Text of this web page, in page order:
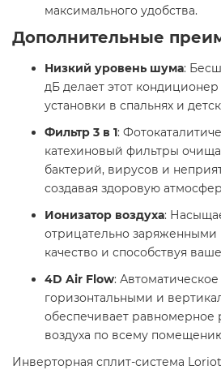
максимального удобства.
Дополнительные
Низкий уровень шума:
дБ делает этот
установки в спальнях и
Фильтр 3 в 1:
катехиновый фильтры
бактерий, вирусов и
создавая здоровую
Ионизатор воздуха:
отрицательно заряженными
качество и способствуя
4D Air Flow:
горизонтальными и
обеспечивает равномерное
воздуха по всему
Инверторная сплит-система